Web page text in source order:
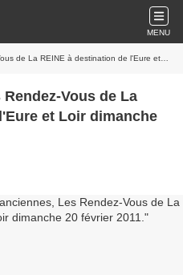
MENU
à destination de l'Eure et Loir dimanche 20 février 2011.
Vous de La
et Loir dimanche